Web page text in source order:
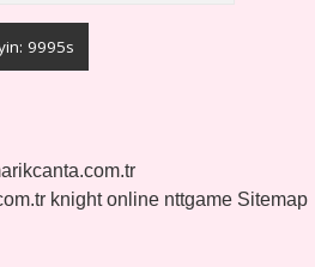
knight online nttgame Sitemap